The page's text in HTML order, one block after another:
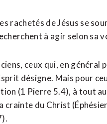
rachetés de Jésus se
à agir selon sa
ceux qui, en général
désigne. Mais pour
(1 Pierre 5.4), à tout
crainte du Christ